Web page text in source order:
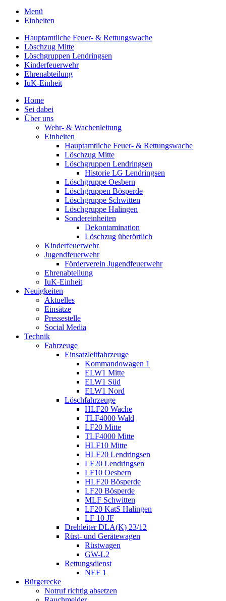
Menü
Einheiten
Hauptamtliche Feuer- & Rettungswache
Löschzug Mitte
Löschgruppen Lendringsen
Kinderfeuerwehr
Ehrenabteilung
IuK-Einheit
Home
Sei dabei
Über uns
Wehr- & Wachenleitung
Einheiten
Hauptamtliche Feuer- & Rettungswache
Löschzug Mitte
Löschgruppen Lendringsen
Historie LG Lendringsen
Löschgruppe Oesbern
Löschgruppen Bösperde
Löschgruppe Schwitten
Löschgruppe Halingen
Sondereinheiten
Dekontamination
Löschzug überörtlich
Kinderfeuerwehr
Jugendfeuerwehr
Förderverein Jugendfeuerwehr
Ehrenabteilung
IuK-Einheit
Neuigkeiten
Aktuelles
Einsätze
Pressestelle
Social Media
Technik
Fahrzeuge
Einsatzleitfahrzeuge
Kommandowagen 1
ELW1 Mitte
ELW1 Süd
ELW1 Nord
Löschfahrzeuge
HLF20 Wache
TLF4000 Wald
LF20 Mitte
TLF4000 Mitte
HLF10 Mitte
HLF20 Lendringsen
LF20 Lendringsen
LF10 Oesbern
HLF20 Bösperde
LF20 Bösperde
MLF Schwitten
LF20 KatS Halingen
LF 10 JF
Drehleiter DLA(K) 23/12
Rüst- und Gerätewagen
Rüstwagen
GW-L2
Rettungsdienst
NEF 1
Bürgerecke
Notruf richtig absetzen